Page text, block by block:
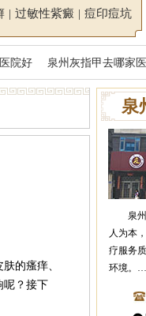
| 过敏性紫癜 | 痘印痘坑
院好 泉州灰指甲去哪家
的瘙痒、
呢？接下
泉
泉
人为本
疗服务
环境。…